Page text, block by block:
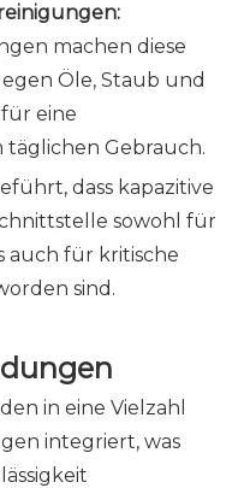
machen diese
Öle, Staub und
eine
Gebrauch.
dass kapazitive
sowohl für
auch für kritische
sind.
in eine Vielzahl
integriert, was